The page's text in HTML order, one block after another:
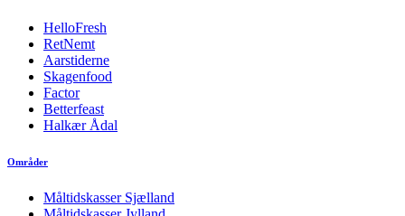
HelloFresh
RetNemt
Aarstiderne
Skagenfood
Factor
Betterfeast
Halkær Ådal
Områder
Måltidskasser Sjælland